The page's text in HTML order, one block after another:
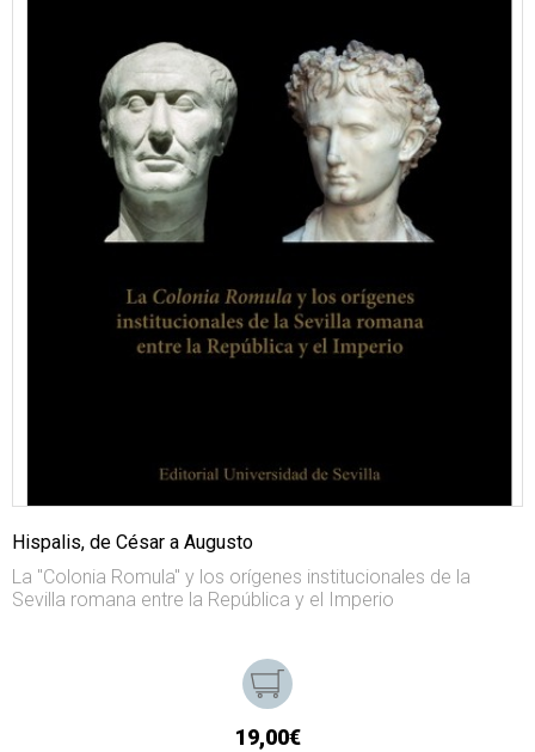
Hispalis, de César a Augusto
La "Colonia Romula" y los orígenes institucionales de la
Sevilla romana entre la República y el Imperio
19,00€